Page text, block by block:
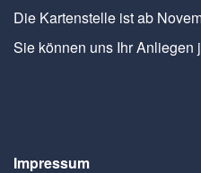
Die Kartenstelle ist ab
Sie können uns Ihr Anliegen
Impressum